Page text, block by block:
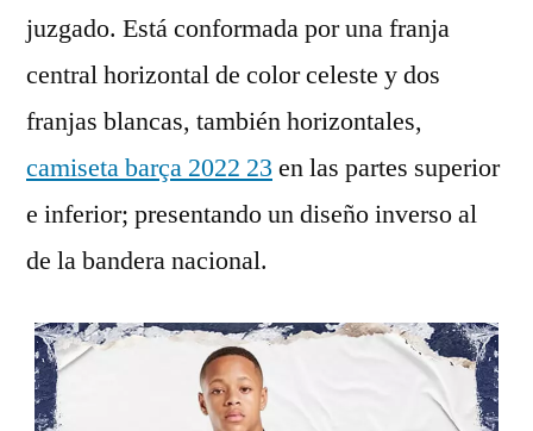
juzgado. Está conformada por una franja
central horizontal de color celeste y dos
franjas blancas, también horizontales,
camiseta barça 2022 23 en las partes superior
e inferior; presentando un diseño inverso al
de la bandera nacional.